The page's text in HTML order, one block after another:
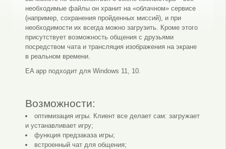
необходимые файлы он хранит на «облачном» сервисе
(например, сохранения пройденных миссий), и при
необходимости их всегда можно загрузить. Кроме этого
присутствует возможность общения с друзьями
посредством чата и трансляция изображения на экране
в реальном времени.
EA app подходит для Windows 11, 10.
Возможности:
оптимизация игры. Клиент все делает сам: загружает
и устанавливает игру;
функция предзаказа игры;
встроенный чат для общения;